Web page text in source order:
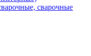
сварочные